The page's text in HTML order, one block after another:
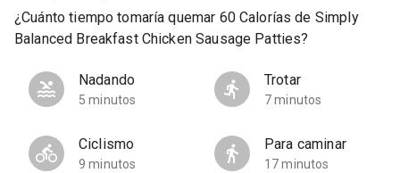
¿Cuánto tiempo tomaría quemar 60 Calorías de Simply
Balanced Breakfast Chicken Sausage Patties?
Nadando
5 minutos
Trotar
7 minutos
Ciclismo
9 minutos
Para caminar
17 minutos